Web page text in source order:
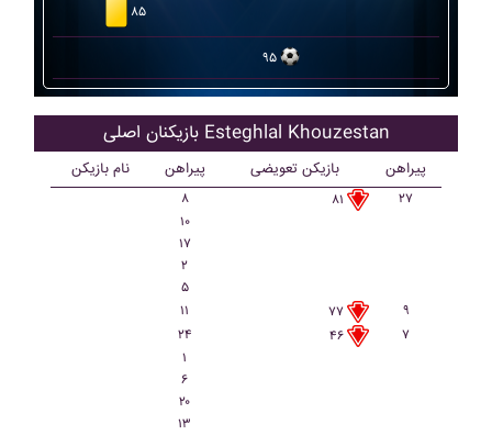
۸۵
۹۵
بازیکنان اصلی Esteghlal Khouzestan
نام بازیکن پیراهن بازیکن تعویضی پیراهن
۸ ۸۱
۲۷
۱۰
۱۷
۲
۵
۱۱
۷۷
۹
۲۴
۴۶
۷
۱
۶
۲۰
۱۳